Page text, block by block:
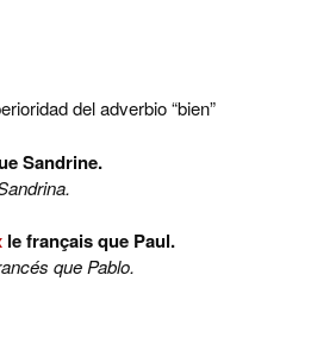
del adverbio “bien”
Sandrine.
le français que Paul.
que Pablo.